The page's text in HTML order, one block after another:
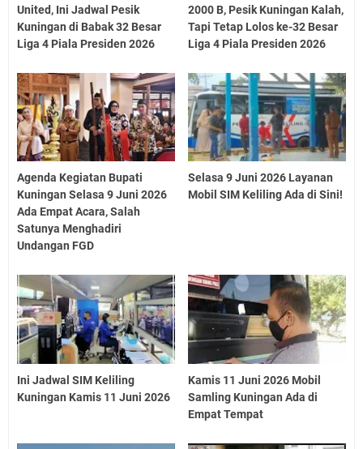
United, Ini Jadwal Pesik
Kuningan di Babak 32 Besar
Liga 4 Piala Presiden 2026
2000 B, Pesik Kuningan Kalah,
Tapi Tetap Lolos ke-32 Besar
Liga 4 Piala Presiden 2026
Agenda Kegiatan Bupati
Kuningan Selasa 9 Juni 2026
Ada Empat Acara, Salah
Satunya Menghadiri
Undangan FGD
Selasa 9 Juni 2026 Layanan
Mobil SIM Keliling Ada di Sini!
Ini Jadwal SIM Keliling
Kuningan Kamis 11 Juni 2026
Kamis 11 Juni 2026 Mobil
Samling Kuningan Ada di
Empat Tempat